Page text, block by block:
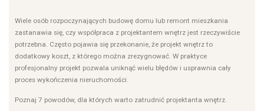
Wiele osób rozpoczynających budowę domu lub remont mieszkania
zastanawia się, czy współpraca z projektantem wnętrz jest rzeczywiście
potrzebna. Często pojawia się przekonanie, że projekt wnętrz to
dodatkowy koszt, z którego można zrezygnować. W praktyce
profesjonalny projekt pozwala uniknąć wielu błędów i usprawnia cały
proces wykończenia nieruchomości.
Poznaj 7 powodów, dla których warto zatrudnić projektanta wnętrz.